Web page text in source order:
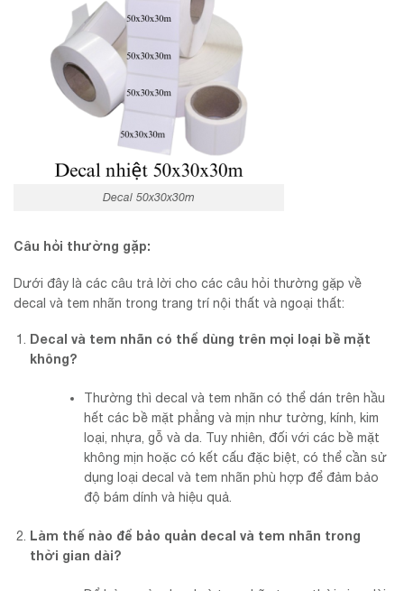
Decal 50x30x30m
Câu hỏi thường gặp:
Dưới đây là các câu trả lời cho các câu hỏi thường gặp về
decal và tem nhãn trong trang trí nội thất và ngoại thất:
Decal và tem nhãn có thể dùng trên mọi loại bề mặt
không?
Thường thì decal và tem nhãn có thể dán trên hầu
hết các bề mặt phẳng và mịn như tường, kính, kim
loại, nhựa, gỗ và da. Tuy nhiên, đối với các bề mặt
không mịn hoặc có kết cấu đặc biệt, có thể cần sử
dụng loại decal và tem nhãn phù hợp để đảm bảo
độ bám dính và hiệu quả.
Làm thế nào để bảo quản decal và tem nhãn trong
thời gian dài?